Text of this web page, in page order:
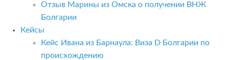
Отзыв Марины из Омска о получении ВНЖ
Болгарии
Кейсы
Кейс Ивана из Барнаула: Виза D Болгарии по
происхождению